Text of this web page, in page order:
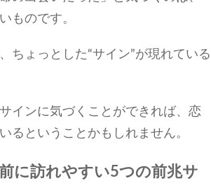
ものです。
ちょっとした“サイン”が現れている
インに気づくことができれば、恋
るということかもしれません。
に訪れやすい5つの前兆サ